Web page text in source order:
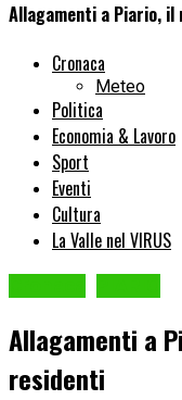
Allagamenti a Piario,
Cronaca
Meteo
Politica
Economia & Lavoro
Sport
Eventi
Cultura
La Valle nel VIRUS
Allagamenti a
residenti